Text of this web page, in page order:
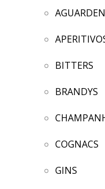
BITTERS
BRANDYS
COGNACS
GINS